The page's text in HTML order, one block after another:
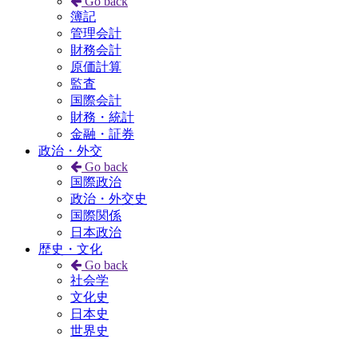
簿記
管理会計
財務会計
原価計算
監査
国際会計
財務・統計
金融・証券
政治・外交
Go back
国際政治
政治・外交史
国際関係
日本政治
歴史・文化
Go back
社会学
文化史
日本史
世界史